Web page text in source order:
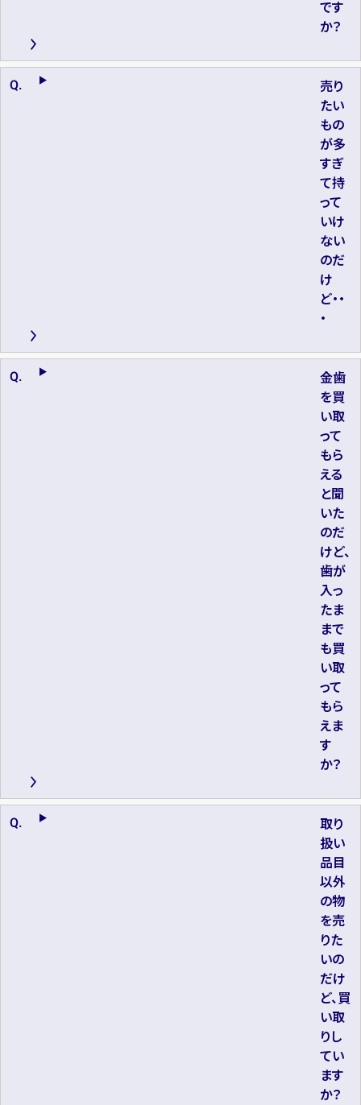
です
か？
売り
たい
もの
が多
すぎ
て持
って
いけ
ない
のだ
け
ど・・
・
金歯
を買
い取
って
もら
える
と聞
いた
のだ
けど、
歯が
入っ
たま
まで
も買
い取
って
もら
えま
す
か？
取り
扱い
品目
以外
の物
を売
りた
いの
だけ
ど、買
い取
りし
てい
ます
か？